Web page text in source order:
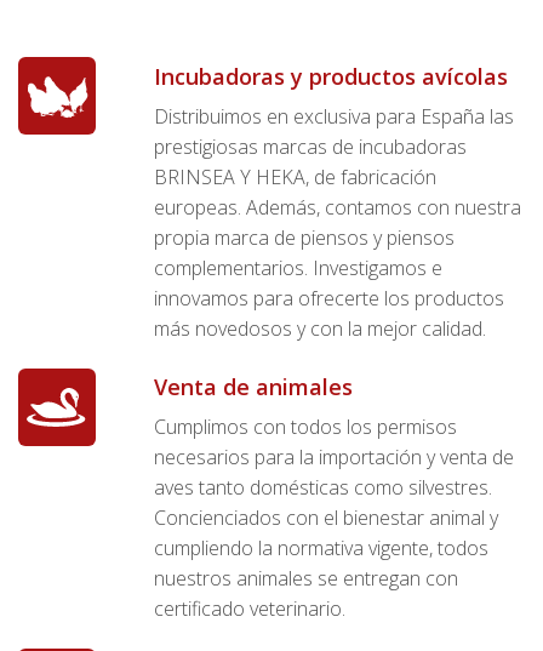
Incubadoras y productos avícolas
Distribuimos en exclusiva para España las
prestigiosas marcas de incubadoras
BRINSEA Y HEKA, de fabricación
europeas. Además, contamos con nuestra
propia marca de piensos y piensos
complementarios. Investigamos e
innovamos para ofrecerte los productos
más novedosos y con la mejor calidad.
Venta de animales
Cumplimos con todos los permisos
necesarios para la importación y venta de
aves tanto domésticas como silvestres.
Concienciados con el bienestar animal y
cumpliendo la normativa vigente, todos
nuestros animales se entregan con
certificado veterinario.